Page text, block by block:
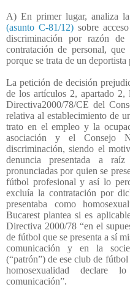
A) En primer lugar, analiza la
(asunto C-81/12) sobre
discriminación por razón de
contratación de personal,
porque se trata de un deportista
La petición de decisión
de los artículos 2, apartado
Directiva2000/78/CE del
relativa al establecimiento de
trato en el empleo y la
asociación y el Consejo
discriminación, siendo el
denuncia presentada a
pronunciadas por quien se
fútbol profesional y así lo
excluía la contratación por
presentaba como
Bucarest plantea si es
Directiva 2000/78 “en el
de fútbol que se presenta a sí
comunicación y en la
(“patrón”) de ese club de
homosexualidad
comunicación”.